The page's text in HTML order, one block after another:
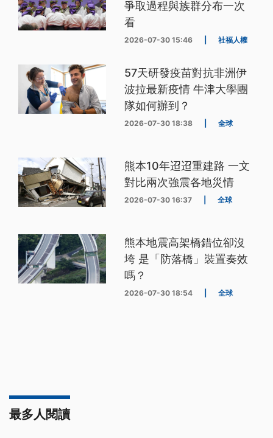
爭取過程與族群分布一次
看
2026-07-30 15:46 社福人權
57天研發疫苗對抗非洲伊
波拉最新疫情 牛津大學團
隊如何辦到？
2026-07-30 18:38 全球
熊本10年迢迢重建路 一文
對比兩次強震各地災情
2026-07-30 16:37 全球
熊本地震高架橋錯位卻沒
垮 是「防落橋」裝置奏效
嗎？
2026-07-30 18:54 全球
最多人閱讀